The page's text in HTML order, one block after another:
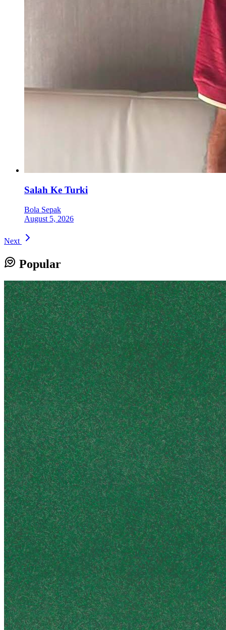
Salah Ke Turki
Bola Sepak
August 5, 2026
Next
Popular